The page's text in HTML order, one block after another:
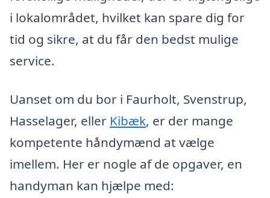
i lokalområdet, hvilket kan spare dig for
tid og sikre, at du får den bedst mulige
service.
Uanset om du bor i Faurholt, Svenstrup,
Hasselager, eller Kibæk, er der mange
kompetente håndymænd at vælge
imellem. Her er nogle af de opgaver, en
handyman kan hjælpe med: